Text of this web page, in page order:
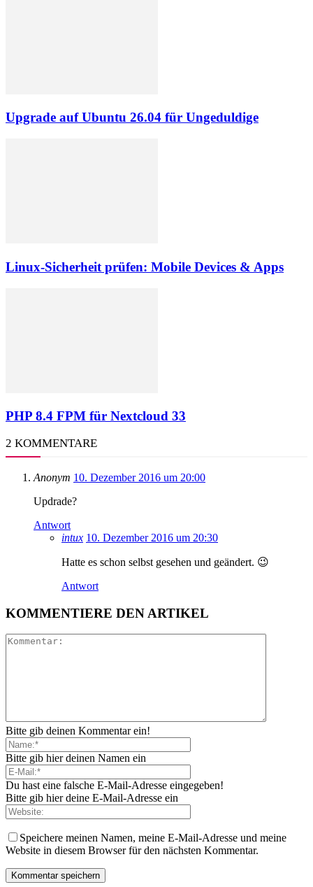
Upgrade auf Ubuntu 26.04 für Ungeduldige
Linux-Sicherheit prüfen: Mobile Devices & Apps
PHP 8.4 FPM für Nextcloud 33
2 KOMMENTARE
Anonym 10. Dezember 2016 um 20:00
Updrade?
Antwort
intux 10. Dezember 2016 um 20:30
Hatte es schon selbst gesehen und geändert. 😉
Antwort
KOMMENTIERE DEN ARTIKEL
Bitte gib deinen Kommentar ein!
Bitte gib hier deinen Namen ein
Du hast eine falsche E-Mail-Adresse eingegeben!
Bitte gib hier deine E-Mail-Adresse ein
Speichere meinen Namen, meine E-Mail-Adresse und meine
Website in diesem Browser für den nächsten Kommentar.